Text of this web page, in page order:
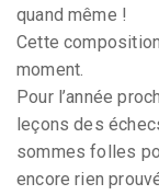
quand même !
Cette
moment.
Pour l’année
leçons des
sommes folles
encore rien